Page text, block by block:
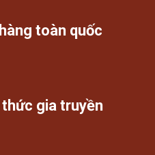
toàn quốc
gia truyền